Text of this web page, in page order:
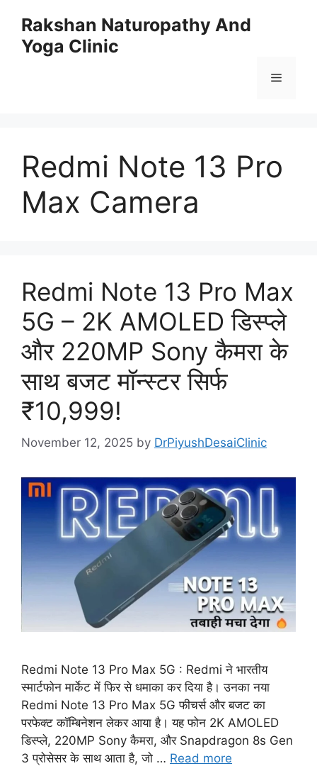
content
Rakshan Naturopathy And
Yoga Clinic
Menu
Redmi Note 13 Pro
Max Camera
Redmi Note 13 Pro Max
5G – 2K AMOLED डिस्प्ले
और 220MP Sony कैमरा के
साथ बजट मॉन्स्टर सिर्फ
₹10,999!
November 12, 2025 by DrPiyushDesaiClinic
Redmi Note 13 Pro Max 5G : Redmi ने भारतीय
स्मार्टफोन मार्केट में फिर से धमाका कर दिया है। उनका नया
Redmi Note 13 Pro Max 5G फीचर्स और बजट का
परफेक्ट कॉम्बिनेशन लेकर आया है। यह फोन 2K AMOLED
डिस्प्ले, 220MP Sony कैमरा, और Snapdragon 8s Gen
3 प्रोसेसर के साथ आता है, जो … Read more